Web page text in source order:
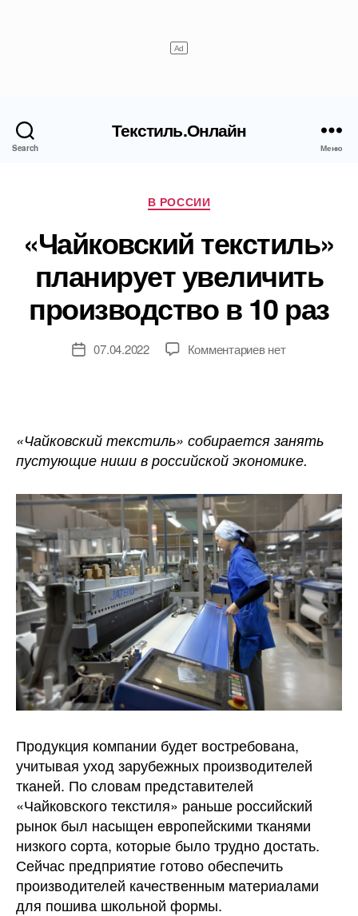
Search
Текстиль.Онлайн
Меню
Рубрики
В РОССИИ
«Чайковский текстиль»
планирует увеличить
производство в 10 раз
Дата07.04.2022 Комментариевк
увеличить
в
нет
«Чайковский текстиль» собирается занять
пустующие ниши в российской экономике.
Продукция компании будет востребована,
учитывая уход зарубежных производителей
тканей. По словам представителей
«Чайковского текстиля» раньше российский
рынок был насыщен европейскими тканями
низкого сорта, которые было трудно достать.
Сейчас предприятие готово обеспечить
производителей качественным материалами
для пошива школьной формы.